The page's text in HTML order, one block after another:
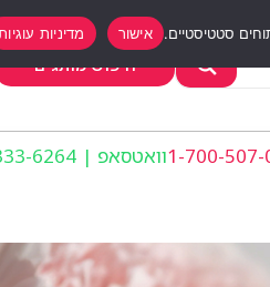
חיפוש מותגים
וואטסאפ | 053-333-6264
אישור מדיניות